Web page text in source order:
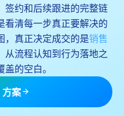
签约和后续跟进的完整链
看清每一步真正要解决的
，真正决定成交的是销售
从流程认知到行为落地之
的空白。
案